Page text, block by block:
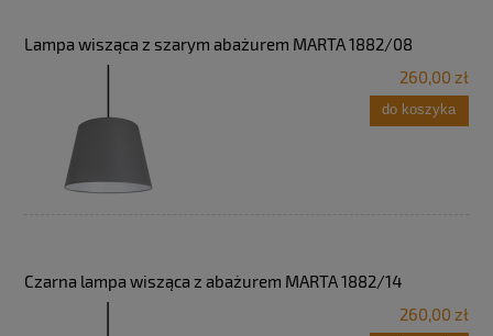
Lampa wisząca z szarym abażurem MARTA 1882/08
260,00 zł
do koszyka
Czarna lampa wisząca z abażurem MARTA 1882/14
260,00 zł